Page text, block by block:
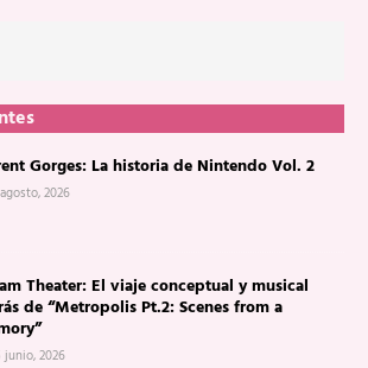
Gorges: La historia de Nintendo Vol. 2
2026
Theater: El viaje conceptual y musical
de “Metropolis Pt.2: Scenes from a
junio, 2026